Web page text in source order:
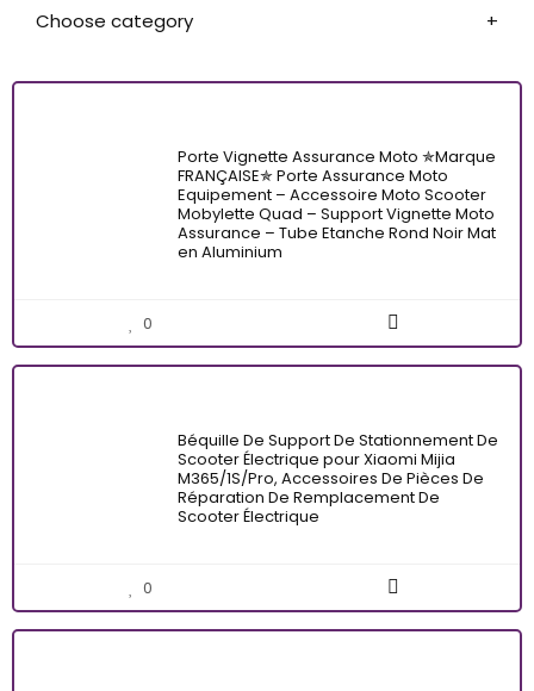
Choose category
Porte Vignette Assurance Moto ✯Marque
FRANÇAISE✯ Porte Assurance Moto
Equipement – Accessoire Moto Scooter
Mobylette Quad – Support Vignette Moto
Assurance – Tube Etanche Rond Noir Mat
en Aluminium
0
Béquille De Support De Stationnement De
Scooter Électrique pour Xiaomi Mijia
M365/1S/Pro, Accessoires De Pièces De
Réparation De Remplacement De
Scooter Électrique
0